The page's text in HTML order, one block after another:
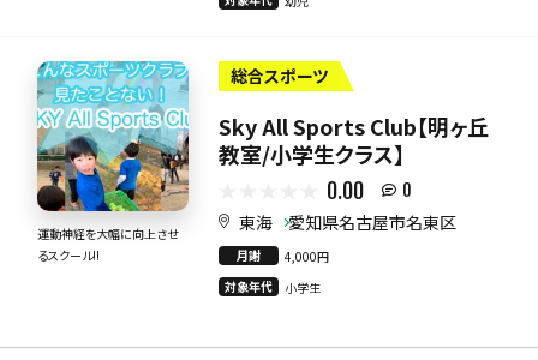
運動神経を大幅に向上させ
るスクール!!
総合スポーツ
Sky All Sports Club【明ヶ丘
教室/小学生クラス】
0.00 0
東海 愛知県名古屋市名東区
月謝
4,000円
対象年代
小学生